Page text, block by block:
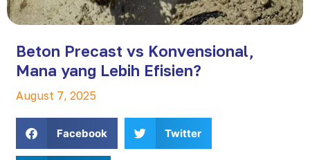
Beton Precast vs Konvensional,
Mana yang Lebih Efisien?
August 7, 2025
Facebook Twitter